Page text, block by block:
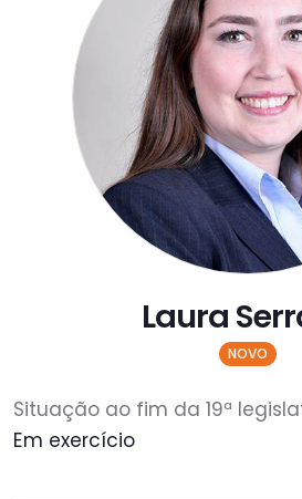
Laura
NOVO
Situação ao fim da 19ª
Em exercício